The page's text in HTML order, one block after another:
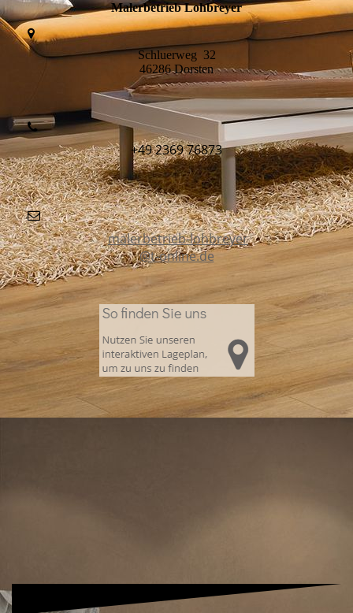
Malerbetrieb Lohbreyer
Schluerweg 32
46286 Dorsten
+49 2369 76873
malerbetrieb-lohbreyer
@t-online.de